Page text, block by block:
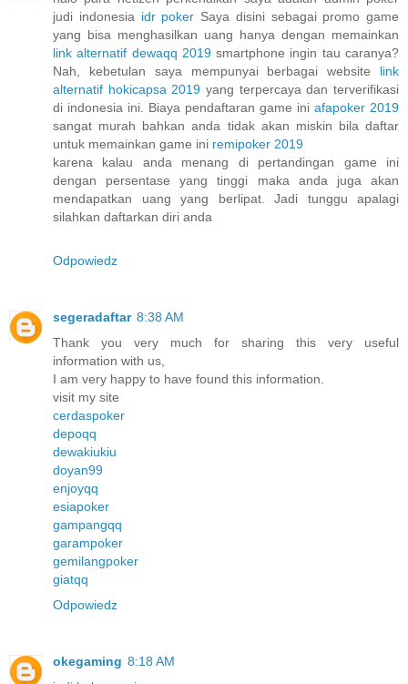
judi indonesia idr poker Saya disini sebagai promo game
yang bisa menghasilkan uang hanya dengan memainkan
link alternatif dewaqq 2019smartphone ingin tau caranya?
Nah, kebetulan saya mempunyai berbagai website link
alternatif hokicapsa 2019 yang terpercaya dan terverifikasi
di indonesia ini. Biaya pendaftaran game ini afapoker 2019
sangat murah bahkan anda tidak akan miskin bila daftar
untuk memainkan game ini remipoker 2019
karena kalau anda menang di pertandingan game ini
dengan persentase yang tinggi maka anda juga akan
mendapatkan uang yang berlipat. Jadi tunggu apalagi
silahkan daftarkan diri anda
Odpowiedz
segeradaftar 8:38 AM
Thank you very much for sharing this very useful
information with us,
I am very happy to have found this information.
visit my site
cerdaspoker
depoqq
dewakiukiu
doyan99
enjoyqq
esiapoker
gampangqq
garampoker
gemilangpoker
giatqq
Odpowiedz
okegaming 8:18 AM